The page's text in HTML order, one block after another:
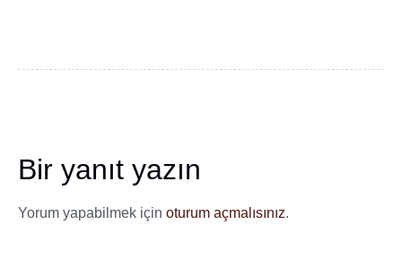
Bir yanıt yazın
Yorum yapabilmek için oturum açmalısınız.